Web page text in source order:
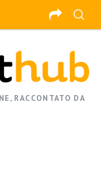
RACCONTATO DA